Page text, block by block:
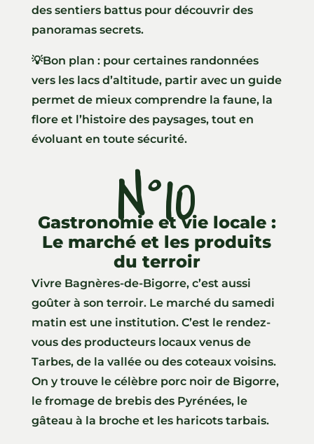
des sentiers battus pour découvrir des
panoramas secrets.
💡Bon plan : pour certaines randonnées
vers les lacs d’altitude, partir avec un guide
permet de mieux comprendre la faune, la
flore et l’histoire des paysages, tout en
évoluant en toute sécurité.
N°10
Gastronomie et vie locale :
Le marché et les produits
du terroir
Vivre Bagnères-de-Bigorre, c’est aussi
goûter à son terroir. Le marché du samedi
matin est une institution. C’est le rendez-
vous des producteurs locaux venus de
Tarbes, de la vallée ou des coteaux voisins.
On y trouve le célèbre porc noir de Bigorre,
le fromage de brebis des Pyrénées, le
gâteau à la broche et les haricots tarbais.